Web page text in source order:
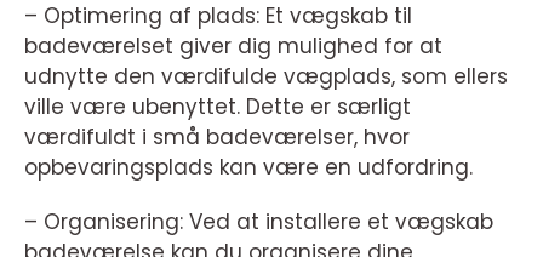
– Optimering af plads: Et vægskab til
badeværelset giver dig mulighed for at
udnytte den værdifulde vægplads, som ellers
ville være ubenyttet. Dette er særligt
værdifuldt i små badeværelser, hvor
opbevaringsplads kan være en udfordring.
– Organisering: Ved at installere et vægskab